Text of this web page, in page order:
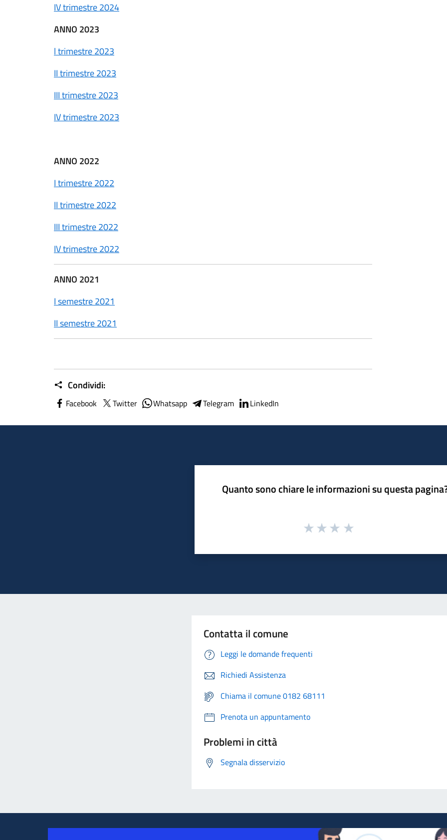
IV trimestre 2024
ANNO 2023
l trimestre 2023
II trimestre 2023
III trimestre 2023
IV trimestre 2023
ANNO 2022
I trimestre 2022
II trimestre 2022
III trimestre 2022
IV trimestre 2022
ANNO 2021
I semestre 2021
II semestre 2021
Condividi:
Facebook Twitter Whatsapp Telegram LinkedIn
Quanto sono chiare le informazioni su questa
Contatta il comune
Leggi le domande frequenti
Richiedi Assistenza
Chiama il comune 0182 68111
Prenota un appuntamento
Problemi in città
Segnala disservizio